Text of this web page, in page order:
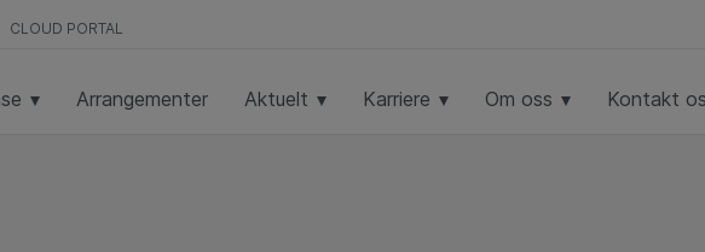
CLOUD PORTAL
Arrangementer Aktuelt Karriere Om oss Kontakt